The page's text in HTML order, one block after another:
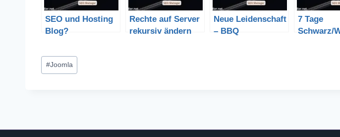
SEO und Hosting
Blog?
Rechte auf Server
rekursiv ändern
Neue Leidenschaft
– BBQ
7 Tage
Schwarz/
Schlagworte:
#Joomla